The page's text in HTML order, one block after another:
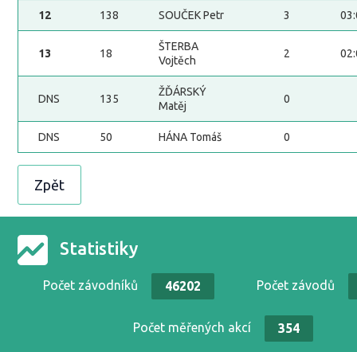
12 138 SOUČEK Petr 3
13 18
ŠTERBA
Vojtěch
2
DNS 135
ŽĎÁRSKÝ
Matěj
0
DNS 50 HÁNA Tomáš 0
Zpět
Statistiky
Počet závodníků 46202 Počet závodů
Počet měřených akcí 354